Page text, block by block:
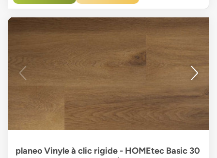
planeo Vinyle à clic rigide - HOMEtec Basic 30